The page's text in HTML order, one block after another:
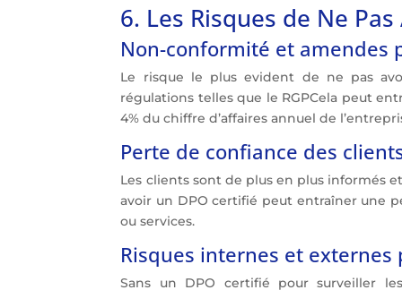
6. Les Risques de Ne
Non-conformité et amendes
Le risque le plus evident de ne pas
régulations telles que le RGPCela peut
4% du chiffre d’affaires annuel de
Perte de confiance des
Les clients sont de plus en plus informés
avoir un DPO certifié peut entraîner une
ou services.
Risques internes et externes
Sans un DPO certifié pour surveiller